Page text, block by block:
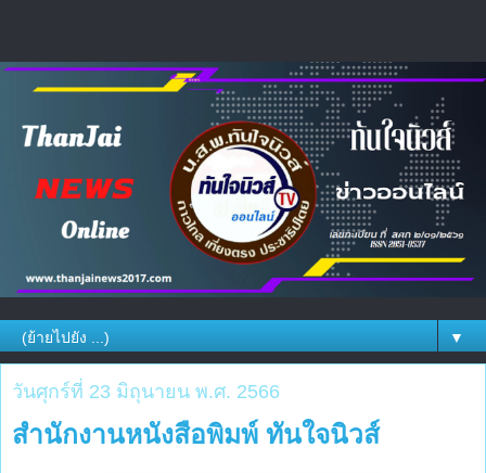
▼
วันศุกร์ที่ 23 มิถุนายน พ.ศ. 2566
สำนักงานหนังสือพิมพ์ ทันใจนิวส์